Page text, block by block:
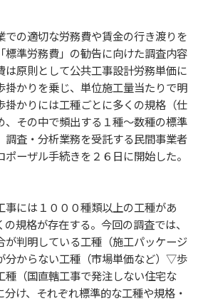
での適切な労務費や賃金の行き渡りを
標準労務費」の勧告に向けた調査内容
は原則として公共工事設計労務単価に
掛かりを乗じ、単位施工量当たりで明
掛かりには工種ごとに多くの規格（仕
、その中で頻出する１種～数種の標準
調査・分析業務を受託する民間事業者
ーザル手続きを２６日に開始した。
事には１０００種類以上の工種があ
規格が存在する。今回の調査では、
判明している工種（施工パッケージ
からない工種（市場単価など）▽歩
種（国直轄工事で発注しない住宅な
け、それぞれ標準的な工種や規格・